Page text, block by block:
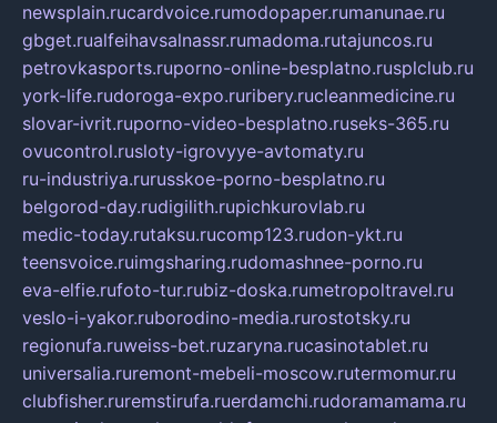
newsplain.rucardvoice.rumodopaper.rumanunae.ru
gbget.rualfeihavsalnassr.rumadoma.rutajuncos.ru
petrovkasports.ruporno-online-besplatno.rusplclub.ru
york-life.rudoroga-expo.ruribery.rucleanmedicine.ru
slovar-ivrit.ruporno-video-besplatno.ruseks-365.ru
ovucontrol.rusloty-igrovyye-avtomaty.ru
ru-industriya.rurusskoe-porno-besplatno.ru
belgorod-day.rudigilith.rupichkurovlab.ru
medic-today.rutaksu.rucomp123.rudon-ykt.ru
teensvoice.ruimgsharing.rudomashnee-porno.ru
eva-elfie.rufoto-tur.rubiz-doska.rumetropoltravel.ru
veslo-i-yakor.ruborodino-media.rurostotsky.ru
regionufa.ruweiss-bet.ruzaryna.rucasinotablet.ru
universalia.ruremont-mebeli-moscow.rutermomur.ru
clubfisher.ruremstirufa.ruerdamchi.rudoramamama.ru